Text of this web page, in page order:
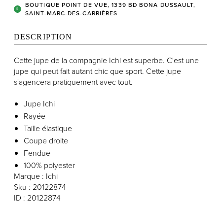
BOUTIQUE POINT DE VUE, 1339 BD BONA DUSSAULT,
SAINT-MARC-DES-CARRIÈRES
DESCRIPTION
Cette jupe de la compagnie Ichi est superbe. C'est une
jupe qui peut fait autant chic que sport. Cette jupe
s'agencera pratiquement avec tout.
Jupe Ichi
Rayée
Taille élastique
Coupe droite
Fendue
100% polyester
Marque : Ichi
Sku : 20122874
ID : 20122874